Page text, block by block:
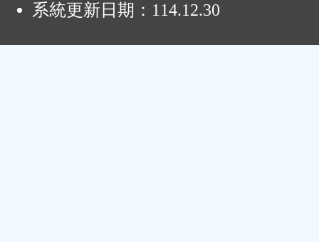
系統更新日期： 114.12.30